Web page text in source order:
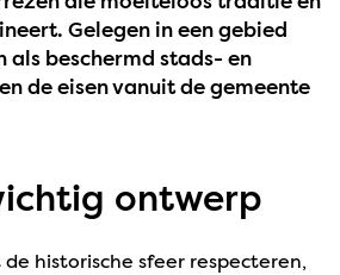
Gelegen in een gebied
als beschermd stads- en
de eisen vanuit de gemeente
ontwerp
historische sfeer respecteren,